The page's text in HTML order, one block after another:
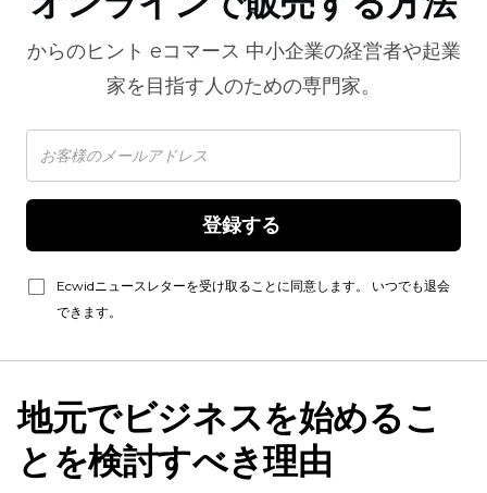
からのヒント eコマース 中小企業の経営者や起業
家を目指す人のための専門家。
Ecwidニュースレターを受け取ることに同意します。 いつでも退会
できます。
地元でビジネスを始めるこ
とを検討すべき理由